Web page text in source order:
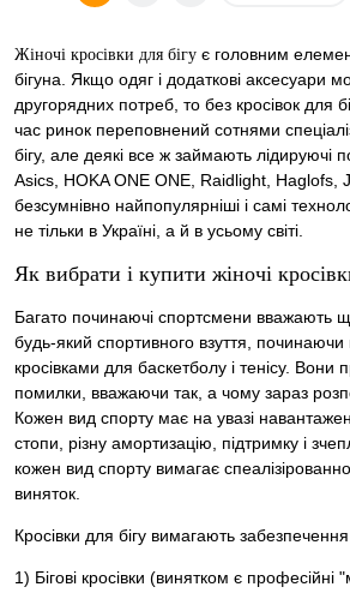
Жіночі кросівки для бігу є головним
бігуна. Якщо одяг і додаткові аксесуари
другорядних потреб, то без кросівок для
час ринок переповнений сотнями
бігу, але деякі все ж займають лідируючі
Asics, HOKA ONE ONE, Raidlight, Haglofs,
безсумнівно найпопулярніші і самі
не тільки в Україні, а й в усьому світі.
Як вибрати і купити жіночі
Багато починаючі спортсмени вважають
будь-який спортивного взуття, починаючи
кросівками для баскетболу і тенісу. Вони
помилки, вважаючи так, а чому зараз
Кожен вид спорту має на увазі
стопи, різну амортизацію, підтримку і
кожен вид спорту вимагає
виняток.
Кросівки для бігу вимагають
1) Бігові кросівки (винятком є